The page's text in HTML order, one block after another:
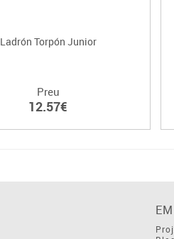
Ladrón Torpón Junior
Preu
12.57€